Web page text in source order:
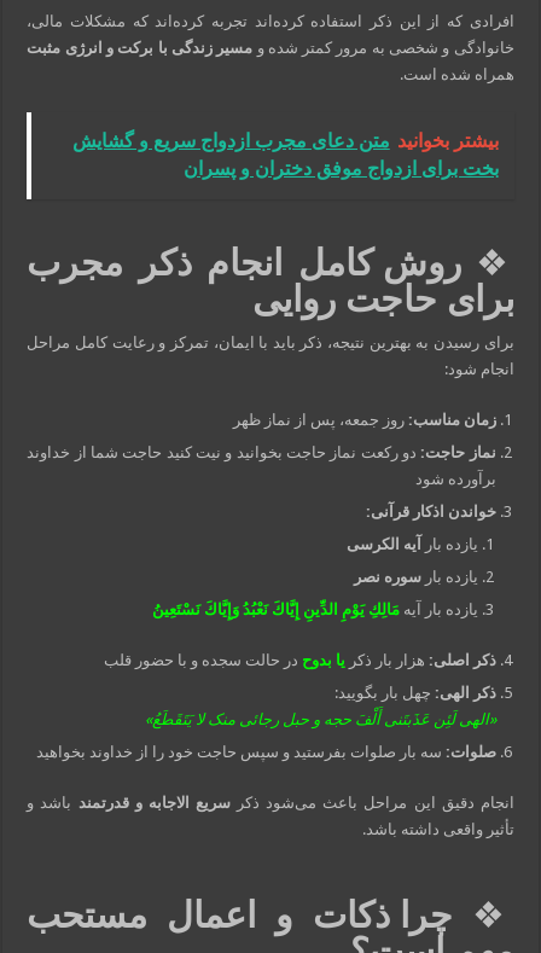
افرادی که از این ذکر استفاده کرده‌اند تجربه کرده‌اند که مشکلات مالی،
خانوادگی و شخصی به مرور کمتر شده و مسیر زندگی با برکت و انرژی مثبت
همراه شده است.
بیشتر بخوانید متن دعای مجرب ازدواج سریع و گشایش
بخت برای ازدواج موفق دختران و پسران
❖روش کامل انجام ذکر مجرب
برای حاجت روایی
برای رسیدن به بهترین نتیجه، ذکر باید با ایمان، تمرکز و رعایت کامل مراحل
انجام شود:
زمان مناسب: روز جمعه، پس از نماز ظهر
نماز حاجت: دو رکعت نماز حاجت بخوانید و نیت کنید حاجت شما از خداوند
برآورده شود
خواندن اذکار قرآنی:
یازده بار
آیه الکرسی
یازده بارسوره نصر
یازده بار آیهمَالِكِ يَوْمِ الدِّينِ إِيَّاكَ نَعْبُدُ وَإِيَّاكَ نَسْتَعِينُ
ذکر اصلی: هزار بار ذکر یا بدوح در حالت سجده و با حضور قلب
ذکر الهی: چهل بار بگویید:
«الهی لَئِن عَذَبتَنی أَلْفَ حجه و حبل رجائی منک لا یَتَقَطَعُ»
صلوات: سه بار صلوات بفرستید و سپس حاجت خود را از خداوند بخواهید
انجام دقیق این مراحل باعث می‌شود ذکرسریع الاجابه و قدرتمند باشد و
تأثیر واقعی داشته باشد.
❖ چرا ذکات و اعمال مستحب